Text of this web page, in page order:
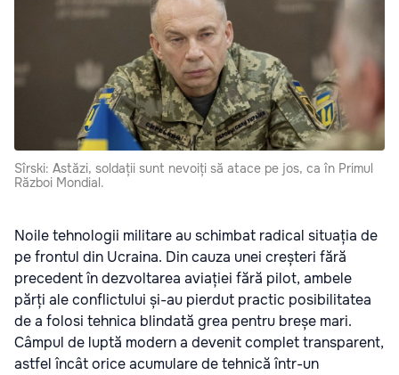
Sîrski: Astăzi, soldații sunt nevoiți să atace pe jos, ca în Primul
Război Mondial.
Noile tehnologii militare au schimbat radical situația de
pe frontul din Ucraina. Din cauza unei creșteri fără
precedent în dezvoltarea aviației fără pilot, ambele
părți ale conflictului și-au pierdut practic posibilitatea
de a folosi tehnica blindată grea pentru breșe mari.
Câmpul de luptă modern a devenit complet transparent,
astfel încât orice acumulare de tehnică într-un